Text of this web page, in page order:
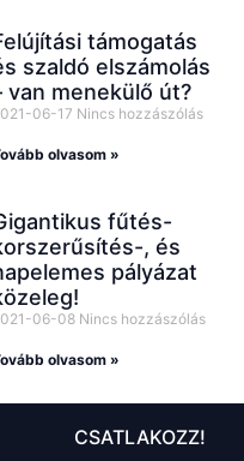
támogatás
szaldó elszámolás
van menekülő út?
06-17 Nincs hozzászólás
olvasom »
fűtés-
, és
pályázat
06-08 Nincs hozzászólás
olvasom »
CSATLAKOZZ!